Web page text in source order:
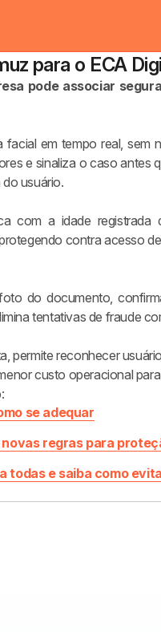
para o ECA
pode associar
facial em tempo real,
e sinaliza o caso antes
usuário.
com a idade registrada
contra acesso
do documento,
tentativas de fraude
permite reconhecer
custo operacional
se adequar
novas regras para
todas e saiba como